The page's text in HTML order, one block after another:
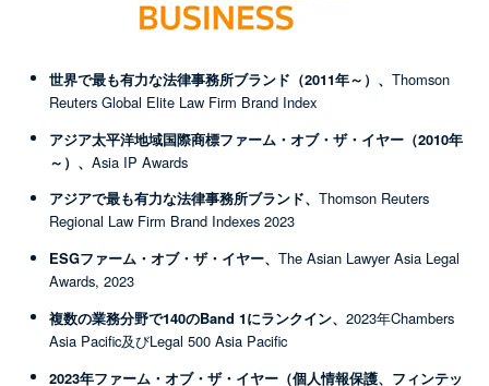
世界で最も有力な法律事務所ブランド（2011年～）、 Thomson
Reuters Global Elite Law Firm Brand Index
アジア太平洋地域国際商標ファーム・オブ・ザ・イヤー（2010年
～）、 Asia IP Awards
アジアで最も有力な法律事務所ブランド、 Thomson Reuters
Regional Law Firm Brand Indexes 2023
ESGファーム・オブ・ザ・イヤー、 The Asian Lawyer Asia Legal
Awards, 2023
複数の業務分野で140のBand 1にランクイン、 2023年Chambers
Asia Pacific及びLegal 500 Asia Pacific
2023年ファーム・オブ・ザ・イヤー（個人情報保護、フィンテッ